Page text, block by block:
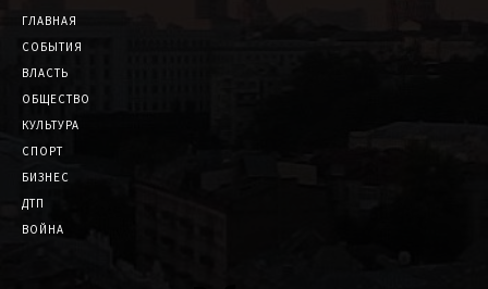
ГЛАВНАЯ
СОБЫТИЯ
ВЛАСТЬ
ОБЩЕСТВО
КУЛЬТУРА
СПОРТ
БИЗНЕС
ДТП
ВОЙНА